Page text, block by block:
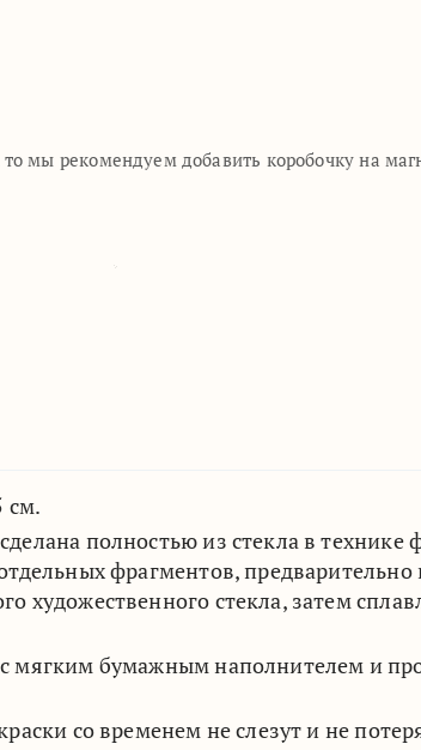
мы рекомендуем добавить коробочку на
см.
полностью из стекла в
фрагментов,
художественного стекла, затем
мягким бумажным наполнителем и
со временем не слезут и не